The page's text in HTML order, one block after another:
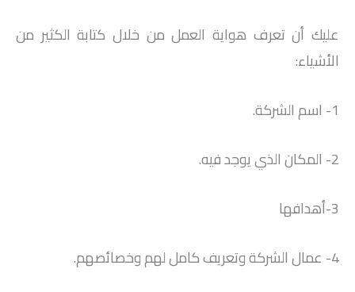
عليك أن تعرف هواية العمل من خلال كتابة الكثير من
الأشياء:
1- اسم الشركة.
2- المكان الذي يوجد فيه.
3-أهدافها
4- عمال الشركة وتعريف كامل لهم وخصائصهم.